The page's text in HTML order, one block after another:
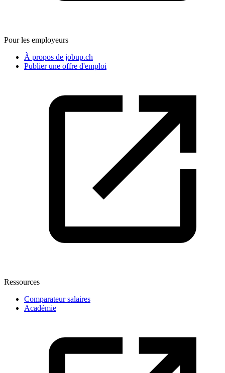
Pour les employeurs
À propos de jobup.ch
Publier une offre d'emploi
Ressources
Comparateur salaires
Académie